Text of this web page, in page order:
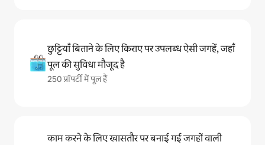
छुट्टियाँ बिताने के लिए किराए पर उपलब्ध ऐसी जगहें, जहाँ
पूल की सुविधा मौजूद है
250 प्रॉपर्टी में पूल हैं
काम करने के लिए खासतौर पर बनाई गई जगहों वाली